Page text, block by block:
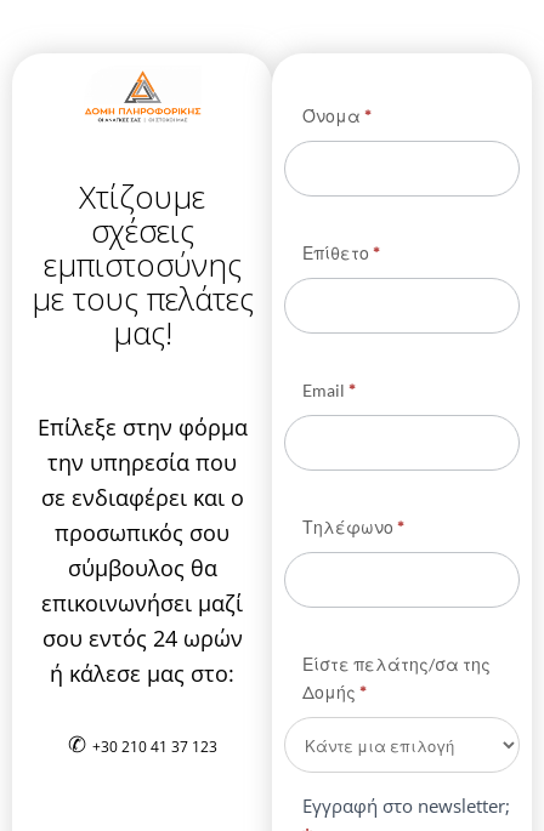
Χτίζουμε
σχέσεις
εμπιστοσύνης
με τους πελάτες
μας!
Επίλεξε στην φόρμα
την υπηρεσία που
σε ενδιαφέρει και ο
προσωπικός σου
σύμβουλος θα
επικοινωνήσει μαζί
σου εντός 24 ωρών
ή κάλεσε μας στο:
✆ +30 210 41 37 123
Google
Ads
Όνομα *
Επίθετο *
Email *
Τηλέφωνο *
Είστε πελάτης/σα της
Δομής *
Εγγραφή στο newsletter;